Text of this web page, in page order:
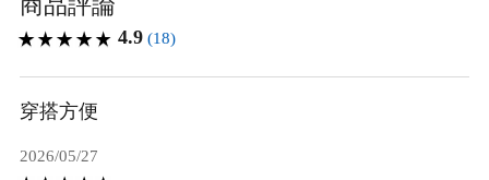
4.9 (18)
穿搭方便
2026/05/27